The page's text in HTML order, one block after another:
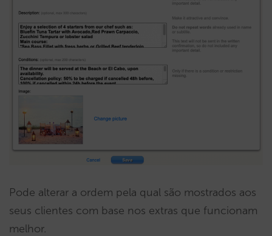
Pode alterar a ordem pela qual são mostrados aos
seus clientes com base nos extras que funcionam
melhor.